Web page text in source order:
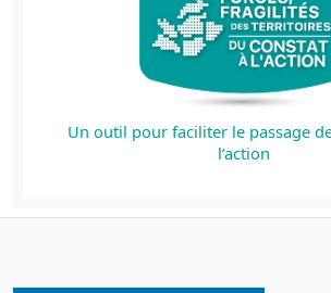
Un outil pour faciliter le passage
l’action